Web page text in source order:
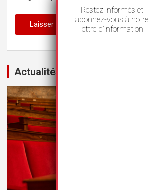
Actualités
Restez informés et
abonnez-vous à notre
lettre d’information